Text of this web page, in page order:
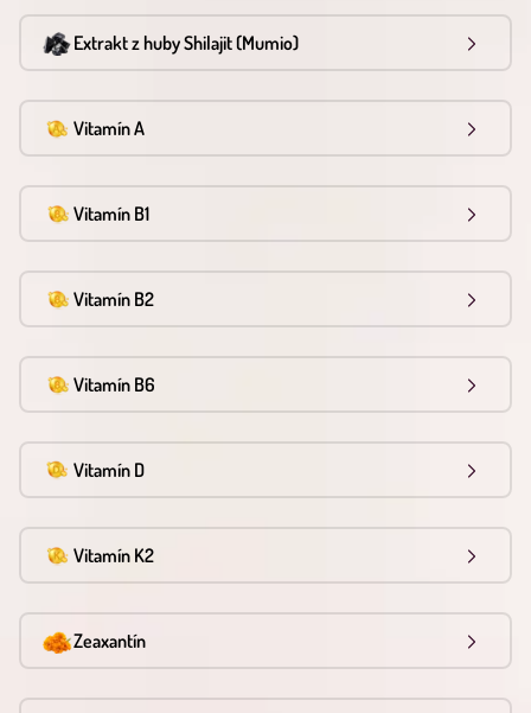
Extrakt z huby Shilajit (Mumio)
Vitamín A
Vitamín B1
Vitamín B2
Vitamín B6
Vitamín D
Vitamín K2
Zeaxantín